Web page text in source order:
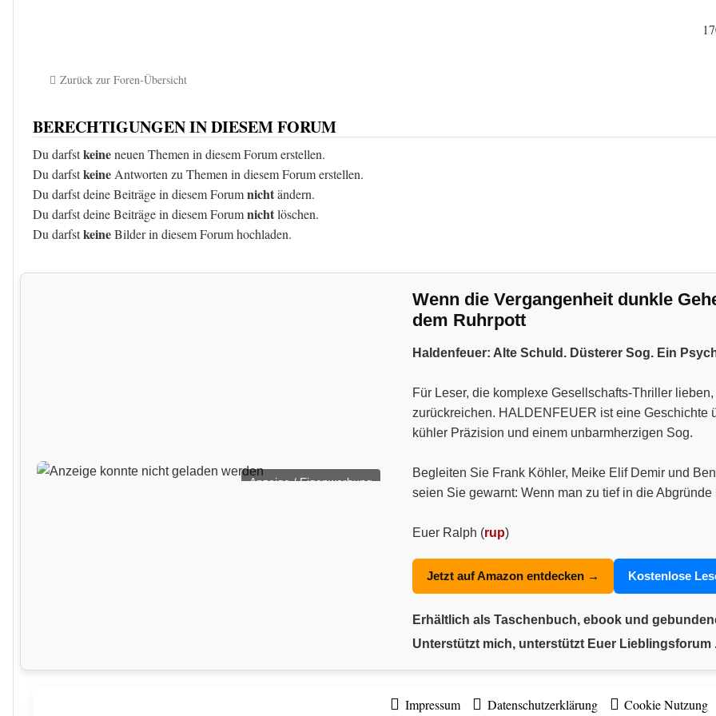
Zurück zur Foren-Übersicht
BERECHTIGUNGEN IN DIESEM FORUM
Du darfstkeineneuen Themen in diesem Forum erstellen.
Du darfstkeine Antworten zu Themen in diesem Forum erstellen.
Du darfst deine Beiträge in diesem Forumnichtändern.
Du darfst deine Beiträge in diesem Forumnichtlöschen.
Du darfstkeineBilder in diesem Forum hochladen.
Anzeige / Eigenwerbung
Wenn die Vergangenheit dunkle
dem Ruhrpott
Haldenfeuer: Alte Schuld. Düsterer Sog. Ein
Für Leser, die komplexe Gesellschafts-Thriller
zurückreichen. HALDENFEUER ist eine Geschichte
kühler Präzision und einem unbarmherzigen Sog.
Begleiten Sie Frank Köhler, Meike Elif Demir und
seien Sie gewarnt: Wenn man zu tief in die
Euer Ralph (rup)
Jetzt auf Amazon entdecken → Kostenlose
Erhältlich als Taschenbuch, ebook und
Unterstützt mich, unterstützt Euer Lieblingsforum
Impressum Datenschutzerklärung Cookie Nutzung